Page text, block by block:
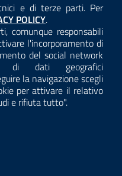
e di terze parti. Per
la
POLICY.
comunque responsabili
l'incorporamento di
del social network
di dati geografici
la navigazione scegli
per attivare il relativo
e rifiuta tutto".